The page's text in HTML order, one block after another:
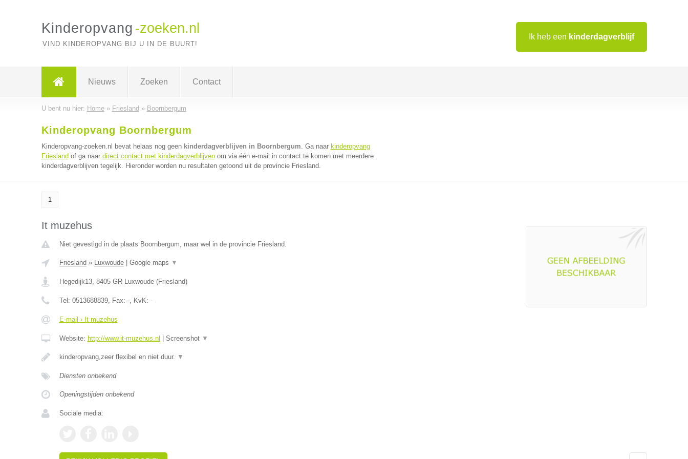
Ik heb een kinderdagverblijf
Kinderopvang -zoeken.nl
VIND KINDEROPVANG BIJ U IN DE BUURT!
Nieuws Zoeken Contact
U bent nu hier: Home» Friesland » Boornbergum
Kinderopvang Boornbergum
Kinderopvang-zoeken.nl bevat helaas nog geen kinderdagverblijven in Boornbergum. Ga naar kinderopvang
Friesland of ga naar direct contact met kinderdagverblijvenom via één e-mail in contact te komen met meerdere
kinderdagverblijven tegelijk. Hieronder worden nu resultaten getoond uit de provincie Friesland.
1
It muzehus
Niet gevestigd in de plaats Boornbergum, maar wel in de provincie Friesland.
Friesland » Luxwoude| Google maps ▼
Hegedijk13, 8405 GR Luxwoude(Friesland)
Tel: 0513688839, Fax: -, KvK: -
E-mail › It muzehus
Website: http://www.it-muzehus.nl Screenshot ▼
kinderopvang,zeer flexibel en niet duur. ▼
Diensten onbekend
Openingstijden onbekend
Sociale media: